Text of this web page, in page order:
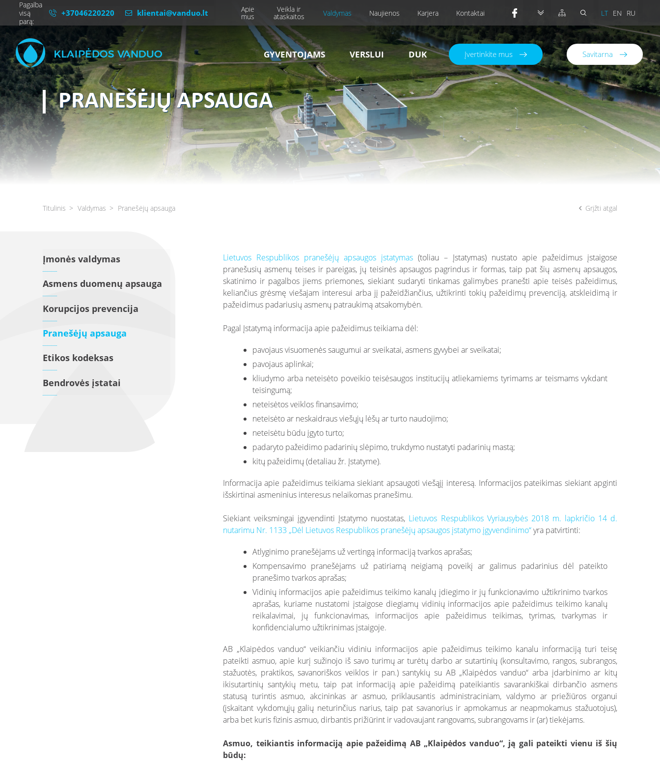
Pagalba
visą
parą:
+37046220220 klientai@vanduo.lt Apie
mus
Veikla ir
ataskaitos Valdymas Naujienos Karjera Kontaktai LT EN RU
GYVENTOJAMS VERSLUI DUK Įvertinkite mus Savitarna
PRANEŠĖJŲ APSAUGA
Titulinis Valdymas Pranešėjų apsauga Grįžti atgal
Įmonės valdymas
Asmens duomenų apsauga
Korupcijos prevencija
Pranešėjų apsauga
Etikos kodeksas
Bendrovės įstatai
Lietuvos Respublikos pranešėjų apsaugos įstatymas (toliau – Įstatymas) nustato apie pažeidimus įstaigose
pranešusių asmenų teises ir pareigas, jų teisinės apsaugos pagrindus ir formas, taip pat šių asmenų apsaugos,
skatinimo ir pagalbos jiems priemones, siekiant sudaryti tinkamas galimybes pranešti apie teisės pažeidimus,
keliančius grėsmę viešajam interesui arba jį pažeidžiančius, užtikrinti tokių pažeidimų prevenciją, atskleidimą ir
pažeidimus padariusių asmenų patraukimą atsakomybėn.
Pagal Įstatymą informacija apie pažeidimus teikiama dėl:
pavojaus visuomenės saugumui ar sveikatai, asmens gyvybei ar sveikatai;
pavojaus aplinkai;
kliudymo arba neteisėto poveikio teisėsaugos institucijų atliekamiems tyrimams ar teismams vykdant
teisingumą;
neteisėtos veiklos finansavimo;
neteisėto ar neskaidraus viešųjų lėšų ar turto naudojimo;
neteisėtu būdu įgyto turto;
padaryto pažeidimo padarinių slėpimo, trukdymo nustatyti padarinių mastą;
kitų pažeidimų (detaliau žr. Įstatyme).
Informacija apie pažeidimus teikiama siekiant apsaugoti viešąjį interesą. Informacijos pateikimas siekiant apginti
išskirtinai asmeninius interesus nelaikomas pranešimu.
Siekiant veiksmingai įgyvendinti Įstatymo nuostatas, Lietuvos Respublikos Vyriausybės 2018 m. lapkričio 14 d.
nutarimu Nr. 1133 „Dėl Lietuvos Respublikos pranešėjų apsaugos įstatymo įgyvendinimo“yra patvirtinti:
Atlyginimo pranešėjams už vertingą informaciją tvarkos aprašas;
Kompensavimo pranešėjams už patiriamą neigiamą poveikį ar galimus padarinius dėl pateikto
pranešimo tvarkos aprašas;
Vidinių informacijos apie pažeidimus teikimo kanalų įdiegimo ir jų funkcionavimo užtikrinimo tvarkos
aprašas, kuriame nustatomi įstaigose diegiamų vidinių informacijos apie pažeidimus teikimo kanalų
reikalavimai, jų funkcionavimas, informacijos apie pažeidimus teikimas, tyrimas, tvarkymas ir
konfidencialumo užtikrinimas įstaigoje.
AB „Klaipėdos vanduo“ veikiančiu vidiniu informacijos apie pažeidimus teikimo kanalu informaciją turi teisę
pateikti asmuo, apie kurį sužinojo iš savo turimų ar turėtų darbo ar sutartinių (konsultavimo, rangos, subrangos,
stažuotės, praktikos, savanoriškos veiklos ir pan.) santykių su AB „Klaipėdos vanduo“ arba įdarbinimo ar kitų
ikisutartinių santykių metu, taip pat informaciją apie pažeidimą pateikiantis savarankiškai dirbančio asmens
statusą turintis asmuo, akcininkas ar asmuo, priklausantis administraciniam, valdymo ar priežiūros organui
(įskaitant vykdomųjų galių neturinčius narius, taip pat savanorius ir apmokamus ar neapmokamus stažuotojus),
arba bet kuris fizinis asmuo, dirbantis prižiūrint ir vadovaujant rangovams, subrangovams ir (ar) tiekėjams.
Asmuo, teikiantis informaciją apie pažeidimą AB „Klaipėdos vanduo“, ją gali pateikti vienu iš šių
būdų: